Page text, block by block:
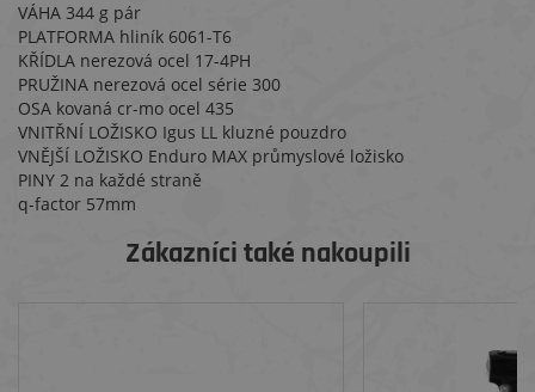
VÁHA 344 g pár
PLATFORMA hliník 6061-T6
KŘÍDLA nerezová ocel 17-4PH
PRUŽINA nerezová ocel série 300
OSA kovaná cr-mo ocel 435
VNITŘNÍ LOŽISKO Igus LL kluzné pouzdro
VNĚJŠÍ LOŽISKO Enduro MAX průmyslové ložisko
PINY 2 na každé straně
q-factor 57mm
Zákazníci také nakoupili